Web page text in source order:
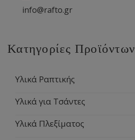
info@rafto.gr
Κατηγορίες Προϊόντων
Υλικά Ραπτικής
Υλικά για Τσάντες
Υλικά Πλεξίματος